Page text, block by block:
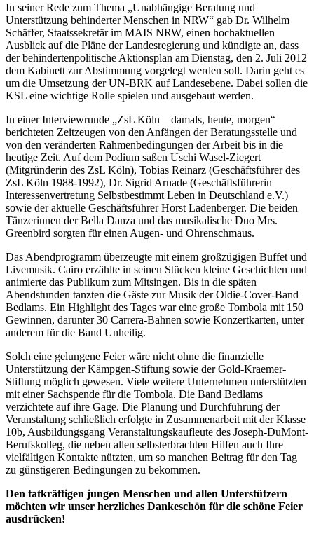
In seiner Rede zum Thema „Unabhängige Beratung und
Unterstützung behinderter Menschen in NRW“ gab Dr. Wilhelm
Schäffer, Staatssekretär im MAIS NRW, einen hochaktuellen
Ausblick auf die Pläne der Landesregierung und kündigte an, dass
der behindertenpolitische Aktionsplan am Dienstag, den 2. Juli 2012
dem Kabinett zur Abstimmung vorgelegt werden soll. Darin geht es
um die Umsetzung der UN-BRK auf Landesebene. Dabei sollen die
KSL eine wichtige Rolle spielen und ausgebaut werden.
In einer Interviewrunde „ZsL Köln – damals, heute, morgen“
berichteten Zeitzeugen von den Anfängen der Beratungsstelle und
von den veränderten Rahmenbedingungen der Arbeit bis in die
heutige Zeit. Auf dem Podium saßen Uschi Wasel-Ziegert
(Mitgründerin des ZsL Köln), Tobias Reinarz (Geschäftsführer des
ZsL Köln 1988-1992), Dr. Sigrid Arnade (Geschäftsführerin
Interessenvertretung Selbstbestimmt Leben in Deutschland e.V.)
sowie der aktuelle Geschäftsführer Horst Ladenberger. Die beiden
Tänzerinnen der Bella Danza und das musikalische Duo Mrs.
Greenbird sorgten für einen Augen- und Ohrenschmaus.
Das Abendprogramm überzeugte mit einem großzügigen Buffet und
Livemusik. Cairo erzählte in seinen Stücken kleine Geschichten und
animierte das Publikum zum Mitsingen. Bis in die späten
Abendstunden tanzten die Gäste zur Musik der Oldie-Cover-Band
Bedlams. Ein Highlight des Tages war eine große Tombola mit 150
Gewinnen, darunter 30 Carrera-Bahnen sowie Konzertkarten, unter
anderem für die Band Unheilig.
Solch eine gelungene Feier wäre nicht ohne die finanzielle
Unterstützung der Kämpgen-Stiftung sowie der Gold-Kraemer-
Stiftung möglich gewesen. Viele weitere Unternehmen unterstützten
mit einer Sachspende für die Tombola. Die Band Bedlams
verzichtete auf ihre Gage. Die Planung und Durchführung der
Veranstaltung schließlich erfolgte in Zusammenarbeit mit der Klasse
10b, Ausbildungsgang Veranstaltungskaufleute des Joseph-DuMont-
Berufskolleg, die neben allen selbsterbrachten Hilfen auch Ihre
vielfältigen Kontakte nützten, um so manchen Beitrag für den Tag
zu günstigeren Bedingungen zu bekommen.
Den tatkräftigen jungen Menschen und allen Unterstützern
möchten wir unser herzliches Dankeschön für die schöne Feier
ausdrücken!